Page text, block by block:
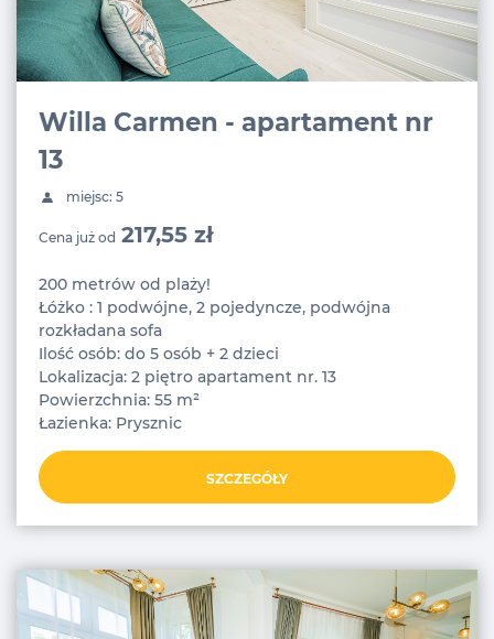
Willa Carmen - apartament nr
13
miejsc: 5
Cena już od 217,55 zł
200 metrów od plaży!
Łóżko : 1 podwójne, 2 pojedyncze, podwójna
rozkładana sofa
Ilość osób: do 5 osób + 2 dzieci
Lokalizacja: 2 piętro apartament nr. 13
Powierzchnia: 55 m²
Łazienka: Prysznic
SZCZEGÓŁY